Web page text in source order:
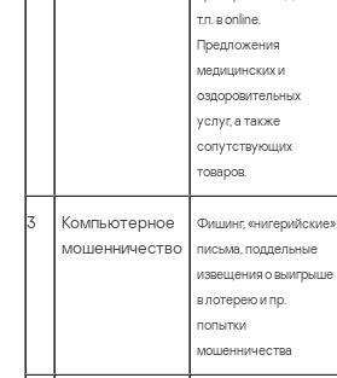
т.п. в online.
Предложения
медицинских и
оздоровительных
услуг, а также
сопутствующих
товаров.
3
Компьютерное
мошенничество
Фишинг, «нигерийские»
письма, поддельные
извещения о выигрыше
в лотерею и пр.
попытки
мошенничества